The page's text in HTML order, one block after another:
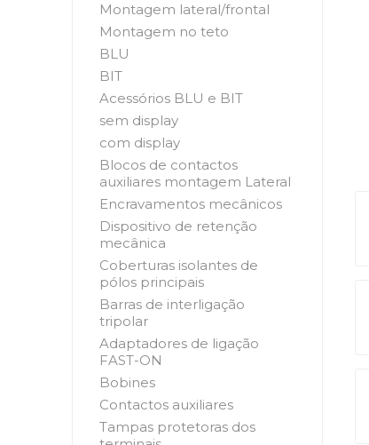
Montagem lateral/frontal
Montagem no teto
BLU
BIT
Acessórios BLU e BIT
sem display
com display
Blocos de contactos
auxiliares montagem Lateral
Encravamentos mecânicos
Dispositivo de retenção
mecânica
Coberturas isolantes de
pólos principais
Barras de interligação
tripolar
Adaptadores de ligação
FAST-ON
Bobines
Contactos auxiliares
Tampas protetoras dos